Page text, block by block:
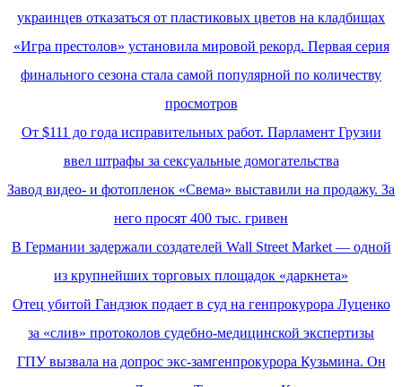
украинцев отказаться от пластиковых цветов на кладбищах
«Игра престолов» установила мировой рекорд. Первая серия
финального сезона стала самой популярной по количеству
просмотров
От $111 до года исправительных работ. Парламент Грузии
ввел штрафы за сексуальные домогательства
Завод видео- и фотопленок «Свема» выставили на продажу. За
него просят 400 тыс. гривен
В Германии задержали создателей Wall Street Market — одной
из крупнейших торговых площадок «даркнета»
Отец убитой Гандзюк подает в суд на генпрокурора Луценко
за «слив» протоколов судебно-медицинской экспертизы
ГПУ вызвала на допрос экс-замгенпрокурора Кузьмина. Он